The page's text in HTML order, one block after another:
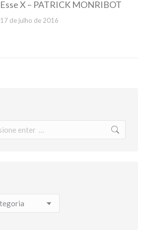
Esse X – PATRICK MONRIBOT
17 de julho de 2016